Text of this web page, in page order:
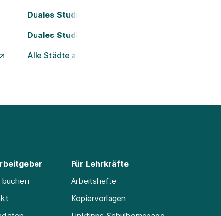
Duales Studium Köln
Duales Studium Nürnberg
Alle Städte ansehen
Für Lehrkräfte
Arbeitshefte
Kopiervorlagen